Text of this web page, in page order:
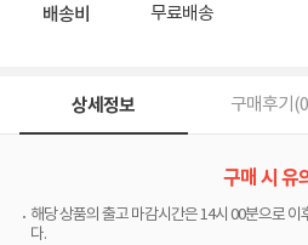
배송비 무료배송
상세정보 구매후기(0
구매 시 유
해당 상품의 출고 마감시간은 14시 00분으로 이
다.